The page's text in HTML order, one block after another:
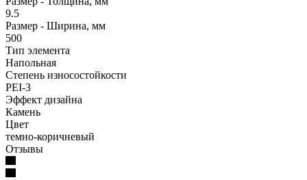
9.5
Размер - Ширина, мм
500
Тип элемента
Напольная
Степень износостойкости
PEI-3
Эффект дизайна
Камень
Цвет
темно-коричневый
Отзывы